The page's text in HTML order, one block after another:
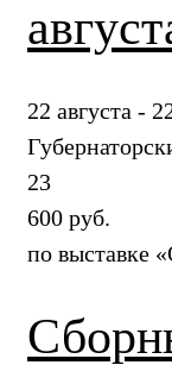
22 августа -
23
600 руб.
по выставке